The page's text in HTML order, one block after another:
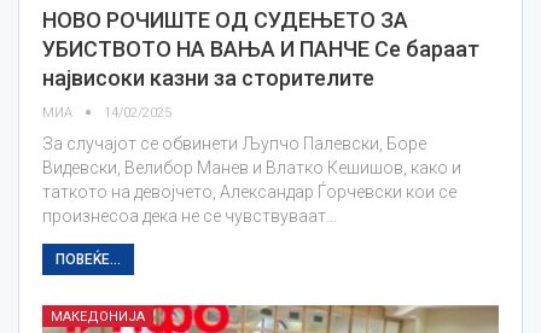
НОВО РОЧИШТЕ ОД СУДЕЊЕТО ЗА
УБИСТВОТО НА ВАЊА И ПАНЧЕ Се бараат
највисоки казни за сторителите
МИА 14/02/2025
За случајот се обвинети Љупчо Палевски, Боре
Видевски, Велибор Манев и Влатко Кешишов, како и
таткото на девојчето, Александар Ѓорчевски кои се
произнесоа дека не се чувствуваат…
ПОВЕЌЕ...
МАКЕДОНИЈА